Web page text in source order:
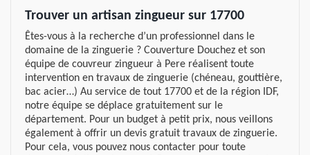
Trouver un artisan zingueur sur 17700
Êtes-vous à la recherche d’un professionnel dans le
domaine de la zinguerie ? Couverture Douchez et son
équipe de couvreur zingueur à Pere réalisent toute
intervention en travaux de zinguerie (chéneau, gouttière,
bac acier…) Au service de tout 17700 et de la région IDF,
notre équipe se déplace gratuitement sur le
département. Pour un budget à petit prix, nous veillons
également à offrir un devis gratuit travaux de zinguerie.
Pour cela, vous pouvez nous contacter pour toute